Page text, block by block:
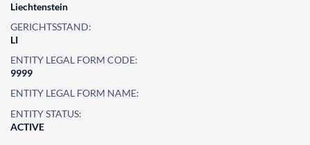
Liechtenstein
GERICHTSSTAND:
LI
ENTITY LEGAL FORM CODE:
9999
ENTITY LEGAL FORM NAME:
ENTITY STATUS:
ACTIVE